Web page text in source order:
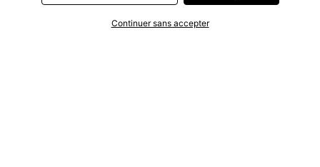
transmission de vos données pseudonymisées mais également
le traitement ultérieur de ces données par ce prestataire
Continuer sans accepter